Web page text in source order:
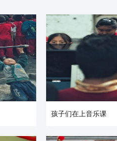
孩子们在上音乐课